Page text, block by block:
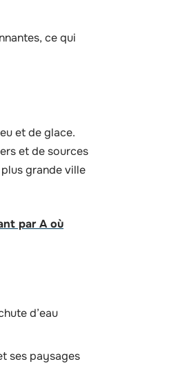
ce qui
et de glace.
et de sources
grande ville
par A où
d’eau
ses paysages